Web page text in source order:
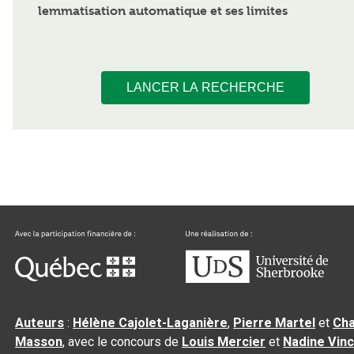
lemmatisation automatique et ses limites
LANCER LA RECHERCHE
Auteurs : Hélène Cajolet-Laganière, Pierre Martel et
Masson, avec le concours de Louis Mercier et Nadine